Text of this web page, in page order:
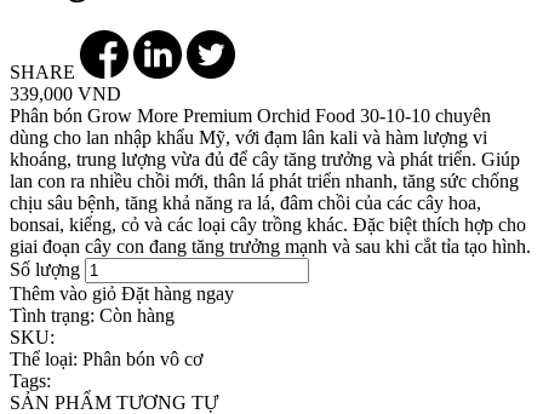
SHARE
339,000 VND
Phân bón Grow More Premium Orchid Food 30-10-10 chuyên
dùng cho lan nhập khẩu Mỹ, với đạm lân kali và hàm lượng vi
khoáng, trung lượng vừa đủ để cây tăng trưởng và phát triển. Giúp
lan con ra nhiều chồi mới, thân lá phát triển nhanh, tăng sức chống
chịu sâu bệnh, tăng khả năng ra lá, đâm chồi của các cây hoa,
bonsai, kiểng, cỏ và các loại cây trồng khác. Đặc biệt thích hợp cho
giai đoạn cây con đang tăng trưởng mạnh và sau khi cắt tỉa tạo hình.
Số lượng
Thêm vào giỏ Đặt hàng ngay
Tình trạng: Còn hàng
SKU:
Thể loại: Phân bón vô cơ
Tags:
SẢN PHẨM TƯƠNG TỰ